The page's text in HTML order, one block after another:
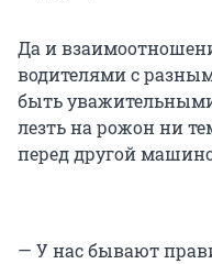
Да и
водителями с
быть
лезть на рожон ни
перед другой
— У нас бывают